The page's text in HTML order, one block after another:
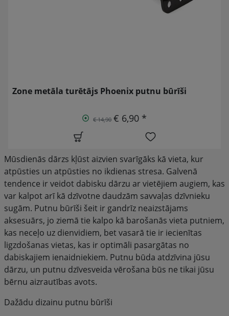
Zone metāla turētājs Phoenix putnu būrīši
€ 14,90 € 6,90 *
Mūsdienās dārzs kļūst aizvien svarīgāks kā vieta, kur
atpūsties un atpūsties no ikdienas stresa. Galvenā
tendence ir veidot dabisku dārzu ar vietējiem augiem, kas
var kalpot arī kā dzīvotne daudzām savvaļas dzīvnieku
sugām. Putnu būrīši šeit ir gandrīz neaizstājams
aksesuārs, jo ziemā tie kalpo kā barošanās vieta putniem,
kas neceļo uz dienvidiem, bet vasarā tie ir iecienītas
ligzdošanas vietas, kas ir optimāli pasargātas no
dabiskajiem ienaidniekiem. Putnu būda atdzīvina jūsu
dārzu, un putnu dzīvesveida vērošana būs ne tikai jūsu
bērnu aizrautības avots.
Dažādu dizainu putnu būrīši